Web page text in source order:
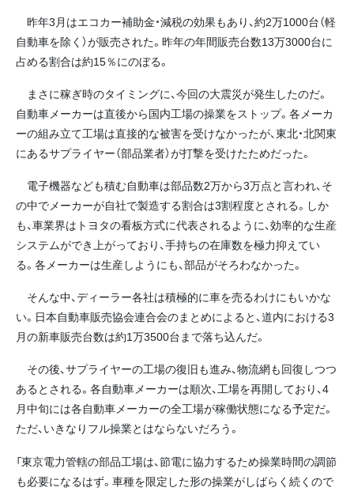
昨年3月はエコカー補助金・減税の効果もあり、約2万1000台（軽
自動車を除く）が販売された。昨年の年間販売台数13万3000台に
占める割合は約15％にのぼる。
まさに稼ぎ時のタイミングに、今回の大震災が発生したのだ。
自動車メーカーは直後から国内工場の操業をストップ。各メーカ
ーの組み立て工場は直接的な被害を受けなかったが、東北・北関東
にあるサプライヤー（部品業者）が打撃を受けたためだった。
電子機器なども積む自動車は部品数2万から3万点と言われ、そ
の中でメーカーが自社で製造する割合は3割程度とされる。しか
も、車業界はトヨタの看板方式に代表されるように、効率的な生産
システムができ上がっており、手持ちの在庫数を極力抑えてい
る。各メーカーは生産しようにも、部品がそろわなかった。
そんな中、ディーラー各社は積極的に車を売るわけにもいかな
い。日本自動車販売協会連合会のまとめによると、道内における3
月の新車販売台数は約1万3500台まで落ち込んだ。
その後、サプライヤーの工場の復旧も進み、物流網も回復しつつ
あるとされる。各自動車メーカーは順次、工場を再開しており、4
月中旬には各自動車メーカーの全工場が稼働状態になる予定だ。
ただ、いきなりフル操業とはならないだろう。
「東京電力管轄の部品工場は、節電に協力するため操業時間の調節
も必要になるはず。車種を限定した形の操業がしばらく続くので